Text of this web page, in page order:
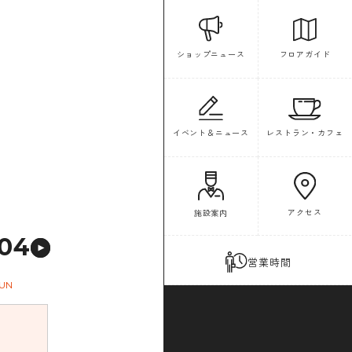
ショップニュース フロアガイド
イベント＆ニュース レストラン・カフェ
施設案内 アクセス
営業時間